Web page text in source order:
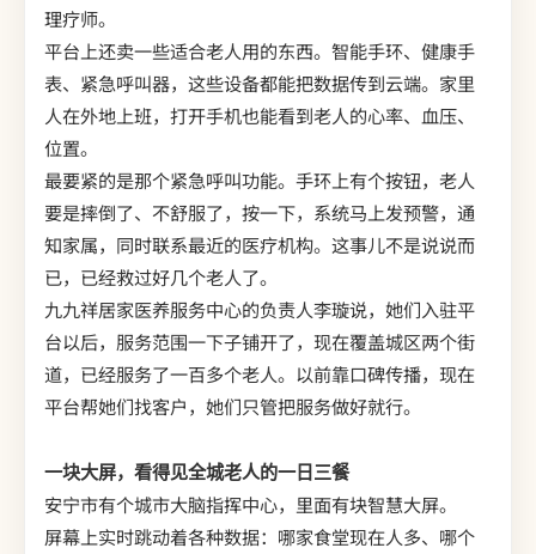
理疗师。
平台上还卖一些适合老人用的东西。智能手环、健康手
表、紧急呼叫器，这些设备都能把数据传到云端。家里
人在外地上班，打开手机也能看到老人的心率、血压、
位置。
最要紧的是那个紧急呼叫功能。手环上有个按钮，老人
要是摔倒了、不舒服了，按一下，系统马上发预警，通
知家属，同时联系最近的医疗机构。这事儿不是说说而
已，已经救过好几个老人了。
九九祥居家医养服务中心的负责人李璇说，她们入驻平
台以后，服务范围一下子铺开了，现在覆盖城区两个街
道，已经服务了一百多个老人。以前靠口碑传播，现在
平台帮她们找客户，她们只管把服务做好就行。
一块大屏，看得见全城老人的一日三餐
安宁市有个城市大脑指挥中心，里面有块智慧大屏。
屏幕上实时跳动着各种数据：哪家食堂现在人多、哪个